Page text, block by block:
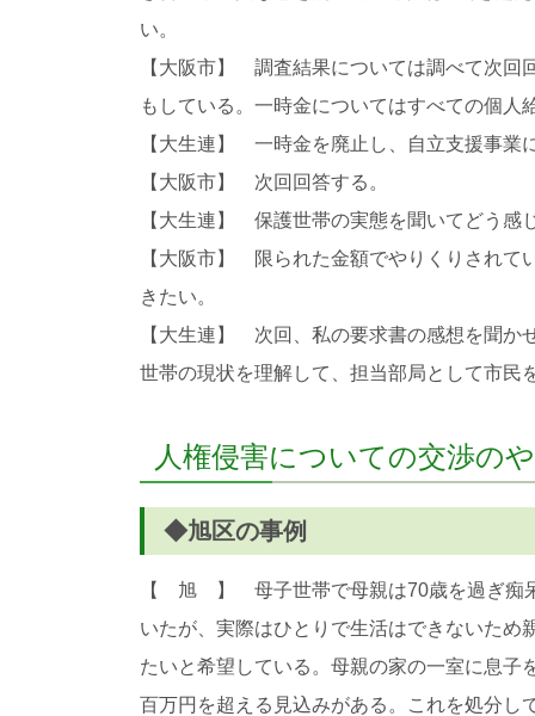
い。
【大阪市】 調査結果については調べて次回
もしている。一時金についてはすべての個人
【大生連】 一時金を廃止し、自立支援事業
【大阪市】 次回回答する。
【大生連】 保護世帯の実態を聞いてどう感
【大阪市】 限られた金額でやりくりされて
きたい。
【大生連】 次回、私の要求書の感想を聞か
世帯の現状を理解して、担当部局として市民
人権侵害についての交渉の
◆旭区の事例
【 旭 】 母子世帯で母親は70歳を過ぎ痴呆
いたが、実際はひとりで生活はできないため
たいと希望している。母親の家の一室に息
百万円を超える見込みがある。これを処分し